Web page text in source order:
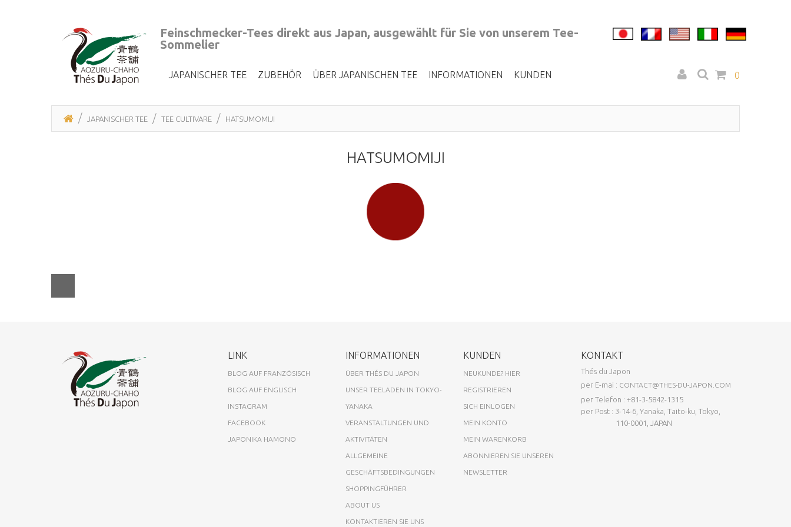
Feinschmecker-Tees direkt aus Japan, ausgewählt für Sie von unserem Tee-
Sommelier
0
JAPANISCHER TEE ZUBEHÖR ÜBER JAPANISCHEN TEE INFORMATIONEN KUNDEN
JAPANISCHER TEE TEE CULTIVARE HATSUMOMIJI
HATSUMOMIJI
LINK
BLOG AUF FRANZÖSISCH
BLOG AUF ENGLISCH
INSTAGRAM
FACEBOOK
JAPONIKA HAMONO
INFORMATIONEN
ÜBER THÉS DU JAPON
UNSER TEELADEN IN TOKYO-
YANAKA
VERANSTALTUNGEN UND
AKTIVITÄTEN
ALLGEMEINE
GESCHÄFTSBEDINGUNGEN
SHOPPINGFÜHRER
ABOUT US
KONTAKTIEREN SIE UNS
KUNDEN
NEUKUNDE? HIER
REGISTRIEREN
SICH EINLOGEN
MEIN KONTO
MEIN WARENKORB
ABONNIEREN SIE UNSEREN
NEWSLETTER
KONTAKT
Thés du Japon
per E-mai : CONTACT@THES-DU-JAPON.COM
per Telefon : +81-3-5842-1315
per Post : 3-14-6, Yanaka, Taito-ku, Tokyo,
110-0001, JAPAN